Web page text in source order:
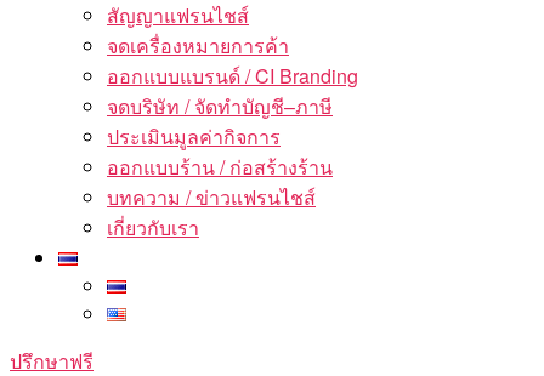
สัญญาแฟรนไชส์
จดเครื่องหมายการค้า
ออกแบบแบรนด์ / CI Branding
จดบริษัท / จัดทำบัญชี–ภาษี
ประเมินมูลค่ากิจการ
ออกแบบร้าน / ก่อสร้างร้าน
บทความ / ข่าวแฟรนไชส์
เกี่ยวกับเรา
ปรึกษาฟรี